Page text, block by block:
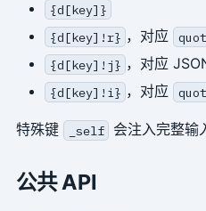
{d[key]}
{d[key]!r} ，对应
{d[key]!j} ，对应
{d[key]!i} ，对应
特殊键 _self 会注入完整输
公共 API